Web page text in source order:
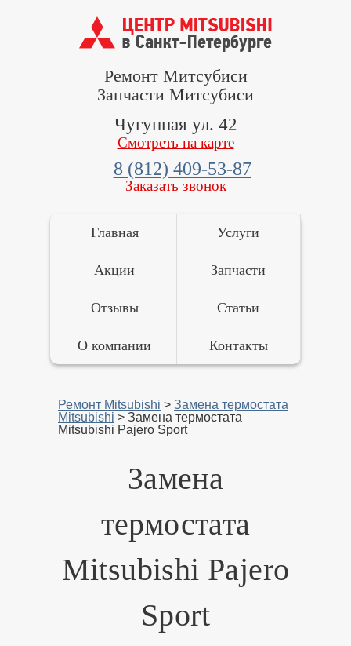
Ремонт Митсубиси
Запчасти Митсубиси
Чугунная ул. 42
Смотреть на карте
8 (812) 409-53-87
Заказать звонок
Главная
Акции
Услуги
Запчасти
Отзывы Статьи
О компании Контакты
Ремонт Mitsubishi > Замена термостата
Mitsubishi > Замена термостата
Mitsubishi Pajero Sport
Замена
термостата
Mitsubishi Pajero
Sport